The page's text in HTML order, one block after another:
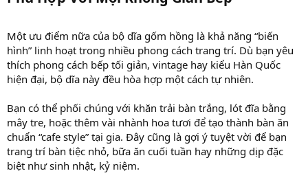
Một ưu điểm nữa của bộ dĩa gốm hồng là khả năng “biến
hình” linh hoạt trong nhiều phong cách trang trí. Dù bạn yêu
thích phong cách bếp tối giản, vintage hay kiểu Hàn Quốc
hiện đại, bộ dĩa này đều hòa hợp một cách tự nhiên.
Bạn có thể phối chúng với khăn trải bàn trắng, lót đĩa bằng
mây tre, hoặc thêm vài nhành hoa tươi để tạo thành bàn ăn
chuẩn “cafe style” tại gia. Đây cũng là gợi ý tuyệt vời để bạn
trang trí bàn tiệc nhỏ, bữa ăn cuối tuần hay những dịp đặc
biệt như sinh nhật, kỷ niệm.